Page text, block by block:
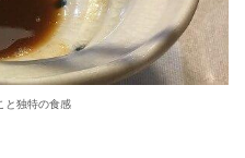
と独特の食感